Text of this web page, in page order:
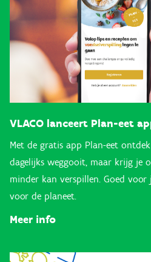
VLACO lanceert Plan-eet
Met de gratis app Plan-eet
dagelijks weggooit, maar krijg je
minder kan verspillen. Goed
voor de planeet.
Meer info